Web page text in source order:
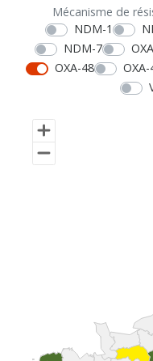
Mécanisme de
NDM-1
NDM-7
OXA-48